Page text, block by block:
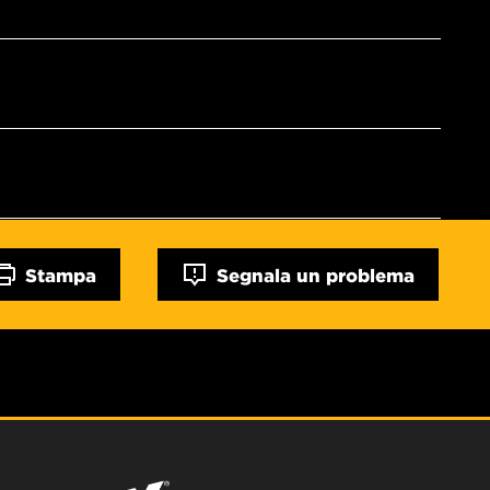
Stampa Segnala un problema